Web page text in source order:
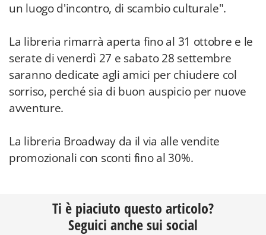
un luogo d'incontro, di scambio culturale".
La libreria rimarrà aperta fino al 31 ottobre e le
serate di venerdì 27 e sabato 28 settembre
saranno dedicate agli amici per chiudere col
sorriso, perché sia di buon auspicio per nuove
avventure.
La libreria Broadway da il via alle vendite
promozionali con sconti fino al 30%.
Ti è piaciuto questo articolo?
Seguici anche sui social